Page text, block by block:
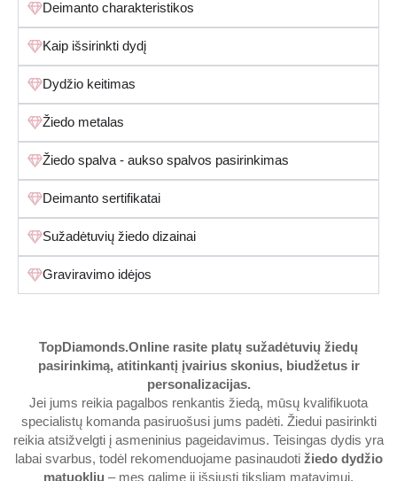
Deimanto charakteristikos
Kaip išsirinkti dydį
Dydžio keitimas
Žiedo metalas
Žiedo spalva - aukso spalvos pasirinkimas
Deimanto sertifikatai
Sužadėtuvių žiedo dizainai
Graviravimo idėjos
TopDiamonds.Online rasite platų sužadėtuvių žiedų
pasirinkimą, atitinkantį įvairius skonius, biudžetus ir
personalizacijas.
Jei jums reikia pagalbos renkantis žiedą, mūsų kvalifikuota
specialistų komanda pasiruošusi jums padėti. Žiedui pasirinkti
reikia atsižvelgti į asmeninius pageidavimus. Teisingas dydis yra
labai svarbus, todėl rekomenduojame pasinaudoti žiedo dydžio
matuokliu – mes galime jį išsiųsti tiksliam matavimui.